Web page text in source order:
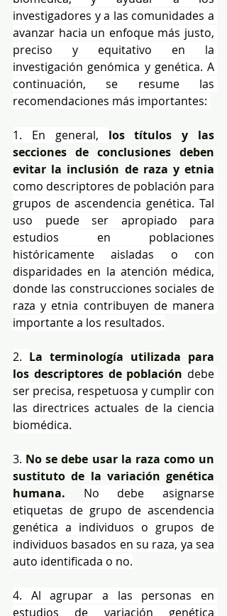
investigadores y a las comunidades a
avanzar hacia un enfoque más justo,
preciso y equitativo en la
investigación genómica y genética. A
continuación, se resume las
recomendaciones más importantes:
1. En general, los títulos y las
secciones de conclusiones deben
evitar la inclusión de raza y etnia
como descriptores de población para
grupos de ascendencia genética. Tal
uso puede ser apropiado para
estudios en poblaciones
históricamente aisladas o con
disparidades en la atención médica,
donde las construcciones sociales de
raza y etnia contribuyen de manera
importante a los resultados.
2. La terminología utilizada para
los descriptores de población debe
ser precisa, respetuosa y cumplir con
las directrices actuales de la ciencia
biomédica.
3. No se debe usar la raza como un
sustituto de la variación genética
humana. No debe asignarse
etiquetas de grupo de ascendencia
genética a individuos o grupos de
individuos basados en su raza, ya sea
auto identificada o no.
4. Al agrupar a las personas en
estudios de variación genética